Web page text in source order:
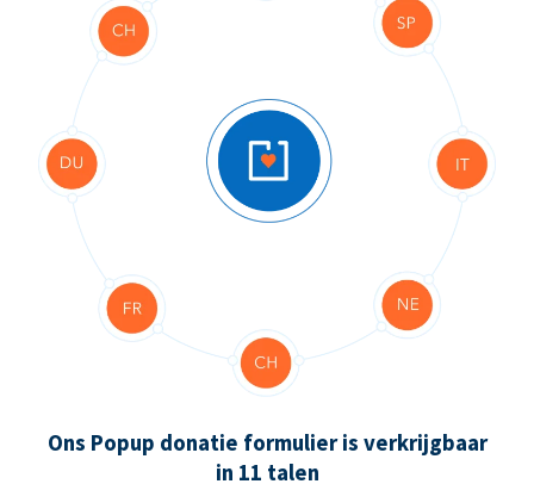
Ons Popup donatie formulier is verkrijgbaar
in 11 talen